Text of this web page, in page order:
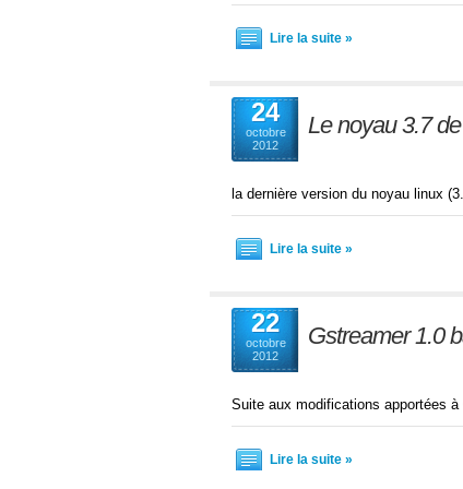
Lire la suite »
24
octobre
2012
Le noyau 3.7
la dernière version du noyau linux
Lire la suite »
22
octobre
2012
Gstreamer 1.0
Suite aux modifications apportées
Lire la suite »